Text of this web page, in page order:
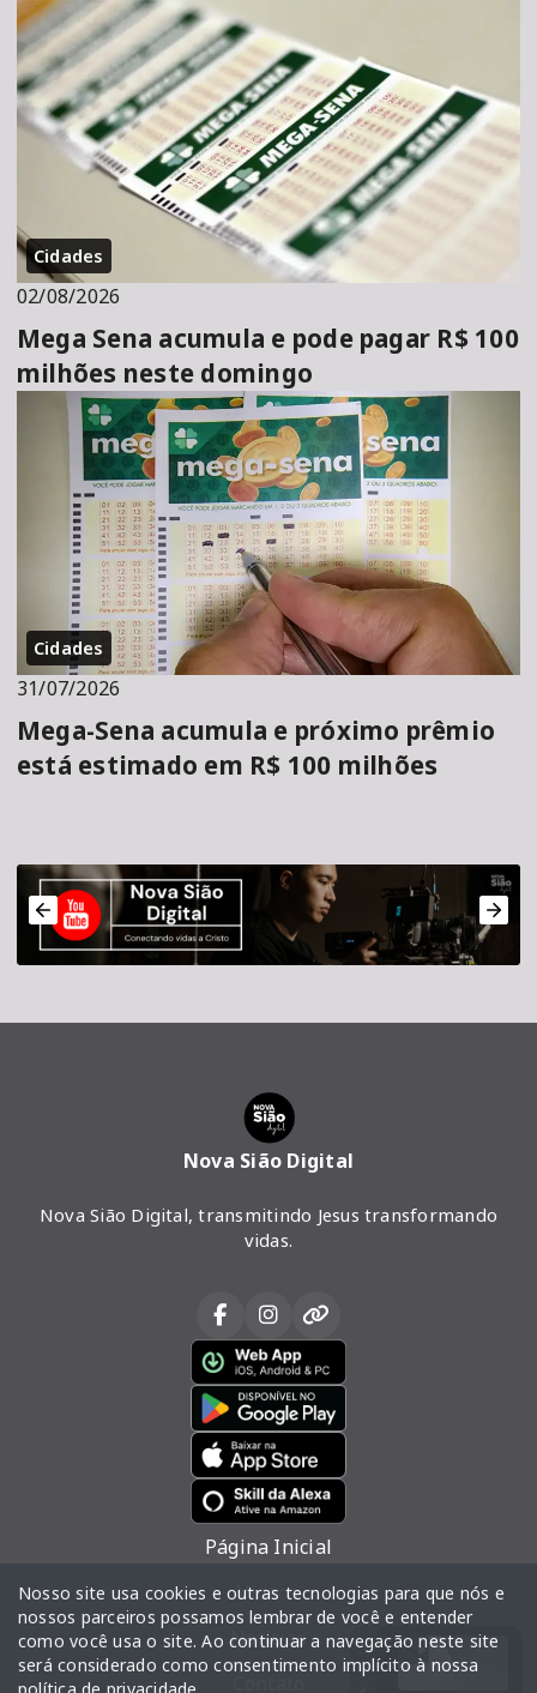
Cidades
02/08/2026
Mega Sena acumula e pode pagar R$ 100
milhões neste domingo
Cidades
31/07/2026
Mega-Sena acumula e próximo prêmio
está estimado em R$ 100 milhões
Nova Sião Digital
Nova Sião Digital, transmitindo Jesus transformando
vidas.
Página Inicial
Vídeos
Notícias
Nosso site usa cookies e outras tecnologias para que nós e
nossos parceiros possamos lembrar de você e entender
como você usa o site. Ao continuar a navegação neste site
será considerado como consentimento implícito à nossa